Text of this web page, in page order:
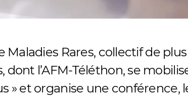
Maladies Rares, collectif de
dont l’AFM-Téléthon, se
» et organise une conférence,